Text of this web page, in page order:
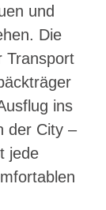
und
Die
Transport
ins
der City –
jede